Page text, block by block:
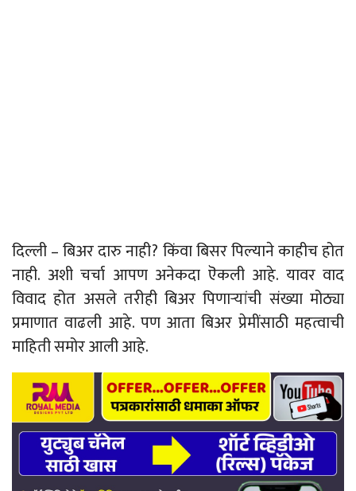
दिल्ली – बिअर दारु नाही? किंवा बिसर पिल्याने काहीच होत
नाही. अशी चर्चा आपण अनेकदा ऎकली आहे. यावर वाद
विवाद होत असले तरीही बिअर पिणाऱ्यांची संख्या मोठ्या
प्रमाणात वाढली आहे. पण आता बिअर प्रेमींसाठी महत्वाची
माहिती समोर आली आहे.